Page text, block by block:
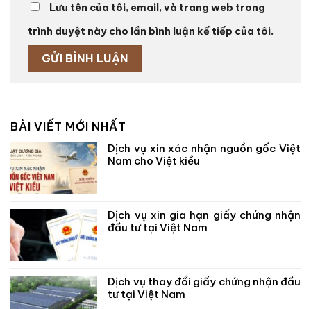
Lưu tên của tôi, email, và trang web trong
trình duyệt này cho lần bình luận kế tiếp của tôi.
BÀI VIẾT MỚI NHẤT
Dịch vụ xin xác nhận nguồn gốc Việt
Nam cho Việt kiều
Dịch vụ xin gia hạn giấy chứng nhận
đầu tư tại Việt Nam
Dịch vụ thay đổi giấy chứng nhận đầu
tư tại Việt Nam